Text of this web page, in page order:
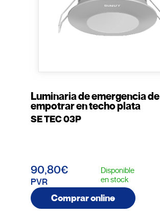
Luminaria de emergencia de
empotrar en techo plata
SE TEC 03P
90,80€
PVR
Disponible
en stock
Comprar online